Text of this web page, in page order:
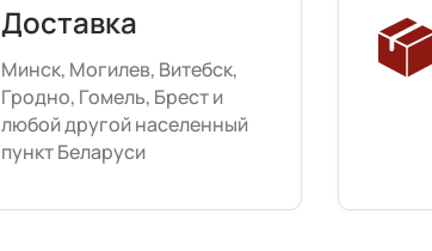
Доставка
Минск, Могилев, Витебск,
Гродно, Гомель, Брест и
любой другой населенный
пункт Беларуси